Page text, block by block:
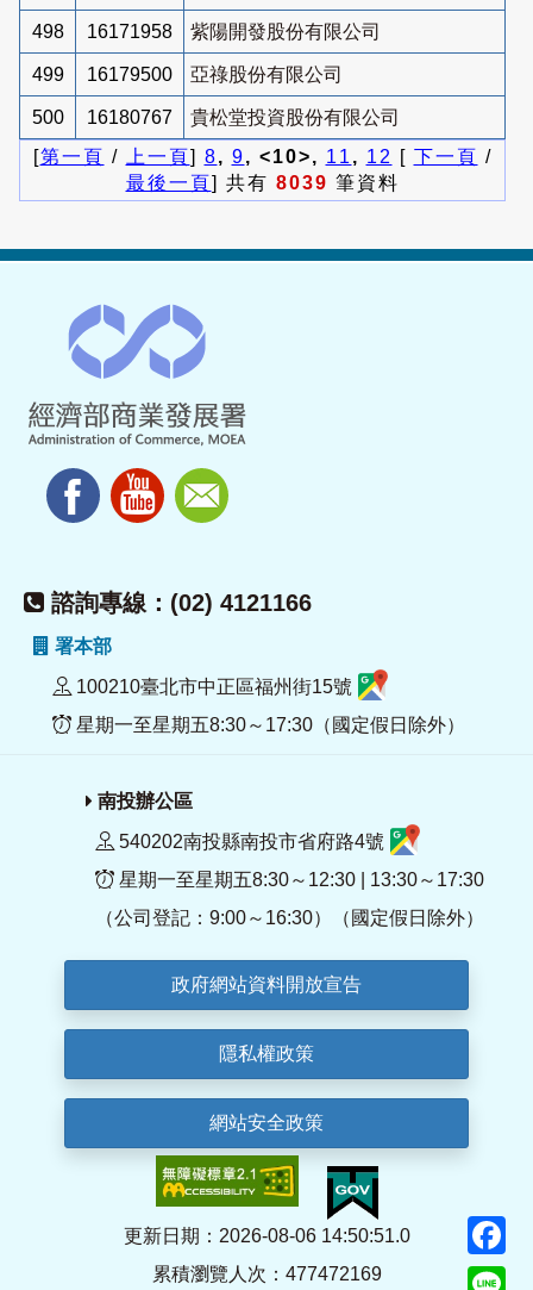
498 16171958 紫陽開發股份有限公司
499 16179500 亞祿股份有限公司
500 16180767
貴松堂投資股份有限公司
[第一頁 / 上一頁] 8, 9, <10>, 11 , 12 [ 下一頁 /
最後一頁] 共有 8039 筆資料
諮詢專線：(02) 4121166
署本部
100210臺北市中正區福州街15號
星期一至星期五8:30～17:30（國定假日除外）
南投辦公區
540202南投縣南投市省府路4號
星期一至星期五8:30～12:30 | 13:30～17:30
（公司登記：9:00～16:30）（國定假日除外）
政府網站資料開放宣告
隱私權政策
網站安全政策
更新日期：2026-08-06 14:50:51.0
累積瀏覽人次：477472169